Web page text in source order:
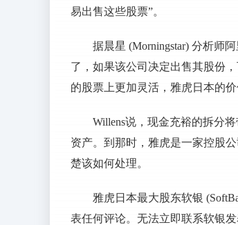
易出售这些股票”。
据晨星 (Morningstar) 分析师
了，如果该公司决定出售其股份
的股票上更加灵活，雅虎日本的价
Willens说，现金充裕的拆分
资产。到那时，雅虎是一家控股
楚该如何处理。
雅虎日本最大股东软银
表任何评论。无法立即联系软银发